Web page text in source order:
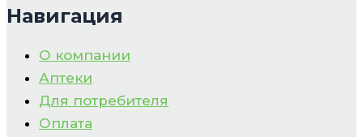
Навигация
О компании
Аптеки
Для потребителя
Оплата